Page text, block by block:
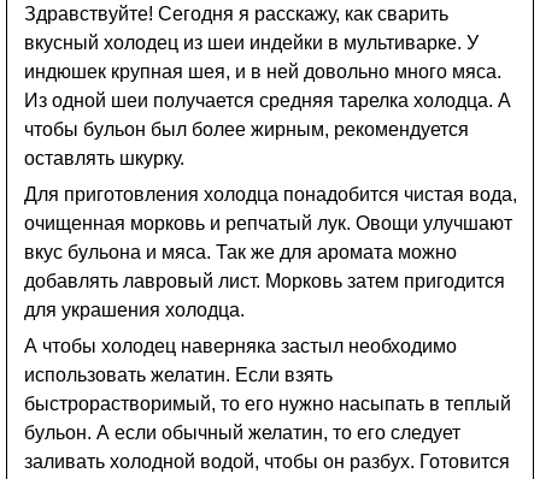
Здравствуйте! Сегодня я расскажу, как сварить
вкусный холодец из шеи индейки в мультиварке. У
индюшек крупная шея, и в ней довольно много мяса.
Из одной шеи получается средняя тарелка холодца. А
чтобы бульон был более жирным, рекомендуется
оставлять шкурку.
Для приготовления холодца понадобится чистая вода,
очищенная морковь и репчатый лук. Овощи улучшают
вкус бульона и мяса. Так же для аромата можно
добавлять лавровый лист. Морковь затем пригодится
для украшения холодца.
А чтобы холодец наверняка застыл необходимо
использовать желатин. Если взять
быстрорастворимый, то его нужно насыпать в теплый
бульон. А если обычный желатин, то его следует
заливать холодной водой, чтобы он разбух. Готовится